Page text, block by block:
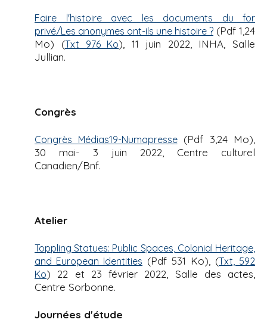
Faire l'histoire avec les documents du for
privé/Les anonymes ont-ils une histoire ? (Pdf 1,24
Mo) (Txt 976 Ko), 11 juin 2022, INHA, Salle
Jullian.
Congrès
Congrès Médias19-Numapresse(Pdf 3,24 Mo),
30 mai- 3 juin 2022, Centre culturel
Canadien/Bnf.
Atelier
Toppling Statues: Public Spaces, Colonial Heritage,
and European Identities (Pdf 531 Ko), (Txt, 592
Ko) 22 et 23 février 2022, Salle des actes,
Centre Sorbonne.
Journées d'étude